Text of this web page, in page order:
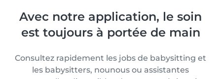
Avec notre application, le soin
est toujours à portée de main
Consultez rapidement les jobs de babysitting et
les babysitters, nounous ou assistantes